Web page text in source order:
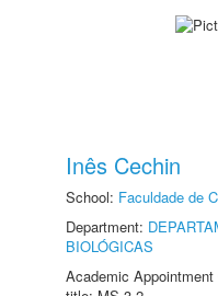
Inês Cechin
School: Faculdade de
Department:
BIOLÓGICAS
Academic